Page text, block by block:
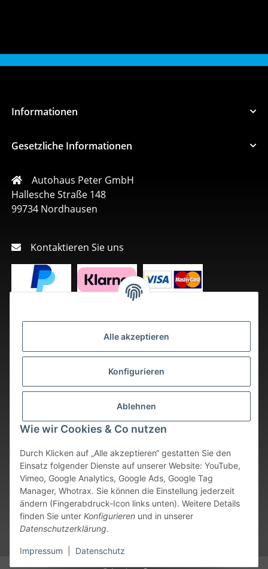
Alle akzeptieren
Konfigurieren
Ablehnen
Wie wir Cookies & Co nutzen
Durch Klicken auf „Alle akzeptieren“ gestatten Sie den
Einsatz folgender Dienste auf unserer Website: YouTube,
Vimeo, Google Analytics, Google Ads, Google Tag
Manager, Whotrax. Sie können die Einstellung jederzeit
ändern (Fingerabdruck-Icon links unten). Weitere Details
finden Sie unter Konfigurieren und in unserer
Datenschutzerklärung.
Impressum Datenschutz
Informationen
Gesetzliche Informationen
Autohaus Peter GmbH
Hallesche Straße 148
99734 Nordhausen
Kontaktieren Sie uns
Vertrag widerrufen
* Alle Preise inkl. gesetzlicher USt., zzgl. Versand
. Bei sofort
verfügbaren Artikeln erfolgt der Versand innerhalb von 24